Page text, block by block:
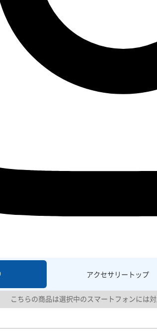
アクセサリー トップ
こちらの商品は選択中のスマートフォンには対